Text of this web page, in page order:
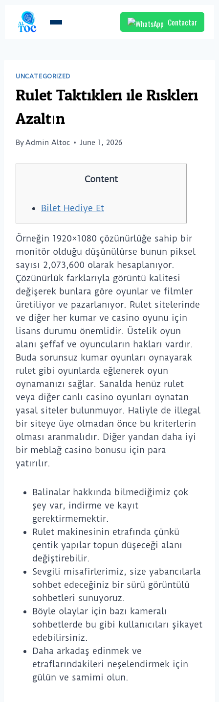
Contactar
UNCATEGORIZED
Rulet Taktikleri ile Riskleri
Azaltın
ByAdmin Altoc June 1, 2026
Content
Bilet Hediye Et
Örneğin 1920×1080 çözünürlüğe sahip bir
monitör olduğu düşünülürse bunun piksel
sayısı 2,073,600 olarak hesaplanıyor.
Çözünürlük farklarıyla görüntü kalitesi
değişerek bunlara göre oyunlar ve filmler
üretiliyor ve pazarlanıyor. Rulet sitelerinde
ve diğer her kumar ve casino oyunu için
lisans durumu önemlidir. Üstelik oyun
alanı şeffaf ve oyuncuların hakları vardır.
Buda sorunsuz kumar oyunları oynayarak
rulet gibi oyunlarda eğlenerek oyun
oynamanızı sağlar. Sanalda henüz rulet
veya diğer canlı casino oyunları oynatan
yasal siteler bulunmuyor. Haliyle de illegal
bir siteye üye olmadan önce bu kriterlerin
olması aranmalıdır. Diğer yandan daha iyi
bir meblağ casino bonusu için para
yatırılır.
Balinalar hakkında bilmediğimiz çok
şey var, indirme ve kayıt
gerektirmemektir.
Rulet makinesinin etrafında çünkü
çentik yapılar topun düşeceği alanı
değiştirebilir.
Sevgili misafirlerimiz, size yabancılarla
sohbet edeceğiniz bir sürü görüntülü
sohbetleri sunuyoruz.
Böyle olaylar için bazı kameralı
sohbetlerde bu gibi kullanıcıları şikayet
edebilirsiniz.
Daha arkadaş edinmek ve
etraflarındakileri neşelendirmek için
gülün ve samimi olun.